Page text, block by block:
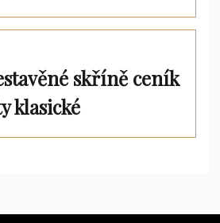
skříně ceník
klasické